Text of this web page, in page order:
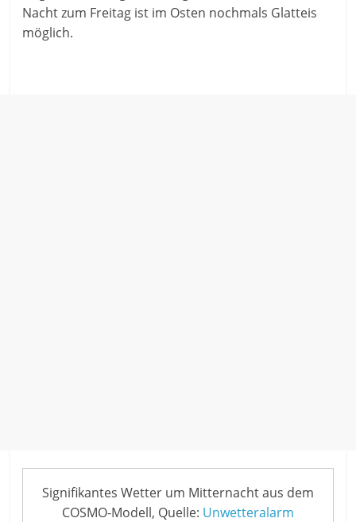
Nacht zum Freitag ist im Osten nochmals Glatteis
möglich.
Signifikantes Wetter um Mitternacht aus dem
COSMO-Modell, Quelle: Unwetteralarm